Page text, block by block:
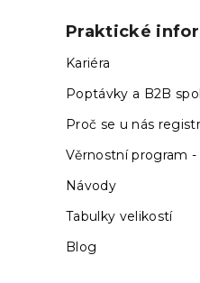
Praktické
Kariéra
Poptávky a B2B
Proč se u nás
Věrnostní program -
Návody
Tabulky velikostí
Blog